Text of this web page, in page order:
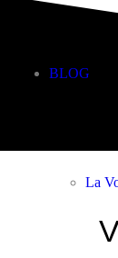
BLOG
La